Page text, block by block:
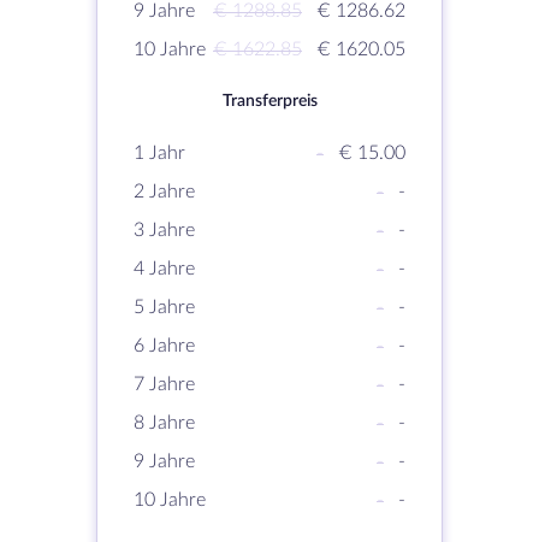
9 Jahre
€ 1288.85
€ 1286.62
10 Jahre € 1622.85 € 1620.05
Transferpreis
1 Jahr -
€ 15.00
2 Jahre
-
-
3 Jahre
-
-
4 Jahre
-
-
5 Jahre
-
-
6 Jahre
-
-
7 Jahre
-
-
8 Jahre
-
-
9 Jahre
-
-
10 Jahre
- -